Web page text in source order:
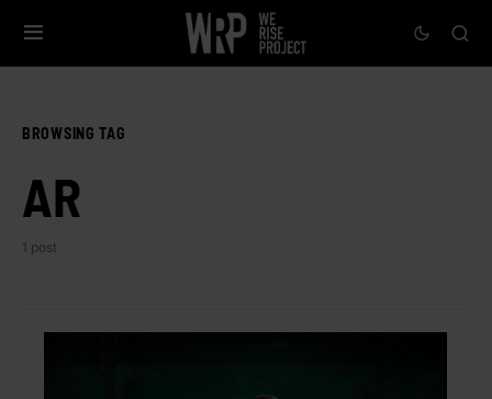
BROWSING TAG
AR
1 post